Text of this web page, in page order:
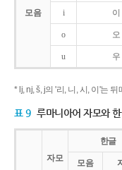
모음 i 이
o 오
u 우
* lj, nj, š, j의 '리, 니, 시, 이'는
표 9 루마니아어 자모와
자모
한글
모음